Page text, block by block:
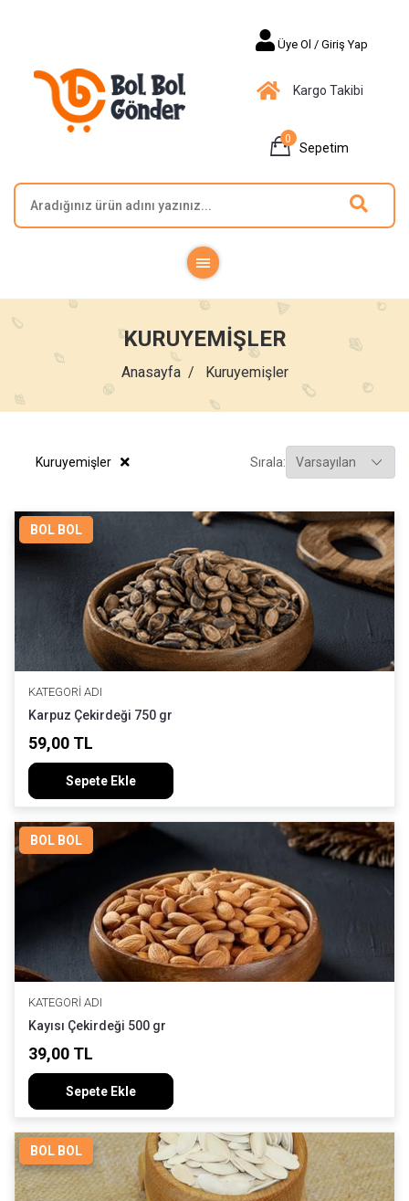
Üye Ol / Giriş Yap
Kargo Takibi
0
Sepetim
KURUYEMIŞLER
Anasayfa Kuruyemişler
Kuruyemişler Sırala:
BOL BOL
KATEGORI ADI
Karpuz Çekirdeği 750 gr
59,00 TL
Sepete Ekle
BOL BOL
KATEGORI ADI
Kayısı Çekirdeği 500 gr
39,00 TL
Sepete Ekle
BOL BOL